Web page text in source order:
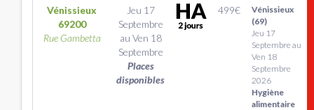
Vénissieux
69200
Rue Gambetta
Jeu 17
Septembre
au Ven 18
Septembre
Places
disponibles
499€
Vénissieux
(69)
Jeu 17
Septembre au
Ven 18
Septembre
2026
Hygiène
alimentaire